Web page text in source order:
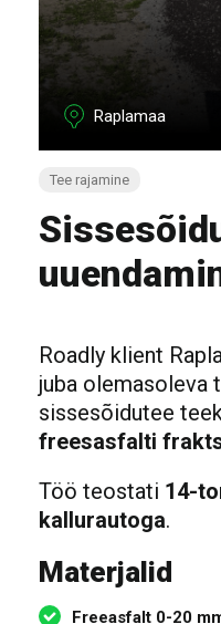
Raplamaa
Tee rajamine
Roadly klient
juba olemasoleva
sissesõidutee
freesasfalti
Töö teostati 14-
kallurautoga.
Materjalid
Freeasfalt 0-20